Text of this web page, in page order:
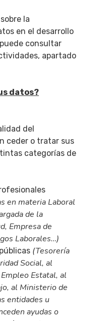
la
en el desarrollo
consultar
apartado
datos?
del
ceder o tratar sus
categorías de
en materia Laboral
de la
Empresa de
Laborales…)
(Tesorería
Social, al
Estatal, al
al Ministerio de
entidades u
ayudas o